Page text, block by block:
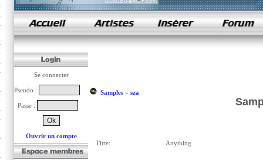
samples de rap
Se connecter
Pseudo :
Passe :
Ouvrir un compte
Samples» sza
Titre: Anything